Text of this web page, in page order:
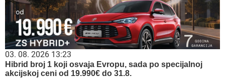
03. 08. 2026 13:23
Hibrid broj 1 koji osvaja Evropu, sada po specijalnoj
akcijskoj ceni od 19.990€ do 31.8.